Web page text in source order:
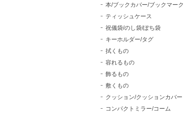
本/ブックカバー/ブックマーク
ティッシュケース
祝儀袋/のし袋/ぽち袋
キーホルダー/タグ
拭くもの
容れるもの
飾るもの
敷くもの
クッション/クッションカバー
コンパクトミラー/コーム